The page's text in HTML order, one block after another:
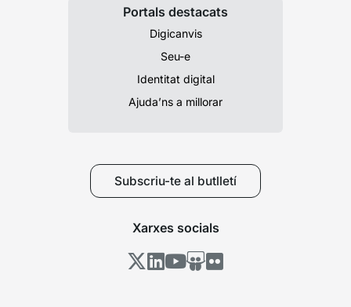
Portals destacats
Digicanvis
Seu-e
Identitat digital
Ajuda’ns a millorar
Subscriu-te al butlletí
Xarxes socials